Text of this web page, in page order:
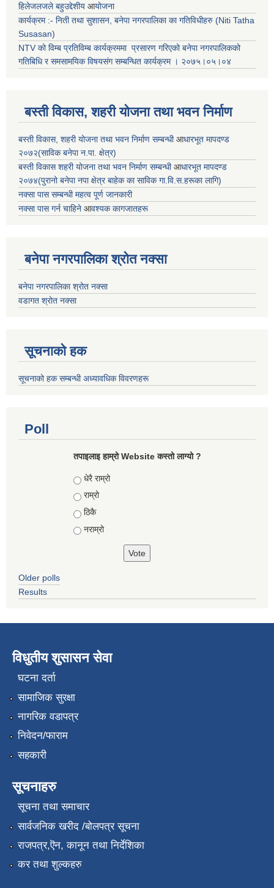
हिलेजलजले बहुउद्देशीय आयोजना
कार्यक्रम :- निती तथा सुशासन, बनेपा नगरपालिका का गतिविधीहरु (Niti Tatha
Susasan)
NTV को विम्ब प्रतिविम्ब कार्यक्रममा प्रसारण गरिएकोबनेपा नगरपालिकको
गतिबिधि र समसामयिक विषयसंग सम्बन्धित कार्यक्रम । २०७५।०५।०४
बस्ती विकास, शहरी योजना तथा भवन निर्माण
बस्ती विकास, शहरी योजना तथा भवन निर्माण सम्बन्धीआधारभूत मापदण्ड
२०७२(साविक बनेपा न.पा. क्षेत्र)
बस्ती विकास शहरी योजना तथा भवन निर्माण सम्बन्धीआधारभूत मापदण्ड
२०७४(पुरानो बनेपा नपा क्षेत्र बाहेक का साविक गा.वि.स.हरूका लागि)
नक्सा पास सम्बन्धी महत्व पूर्ण जानकारी
नक्सा पास गर्न चाहिने आवश्यक कागजातहरू
बनेपा नगरपालिका श्रोत नक्सा
बनेपा नगरपालिका श्रोत नक्सा
वडागत श्रोत नक्सा
सूचनाको हक
सूचनाको हक सम्बन्धी अध्यावधिक विवरणहरू
Poll
तपाइलाइ हाम्रो Website कस्तो लाग्यो ?
Choices
धेरै राम्रो
राम्रो
ठिकै
नराम्रो
Older polls
Results
विधुतीय शुसासन सेवा
घटना दर्ता
सामाजिक सुरक्षा
नागरिक वडापत्र
निवेदन/फाराम
सहकारी
सूचनाहरु
सूचना तथा समाचार
सार्वजनिक खरीद /बोलपत्र सूचना
राजपत्र,ऎन, कानून तथा निर्देशिका
कर तथा शुल्कहरु